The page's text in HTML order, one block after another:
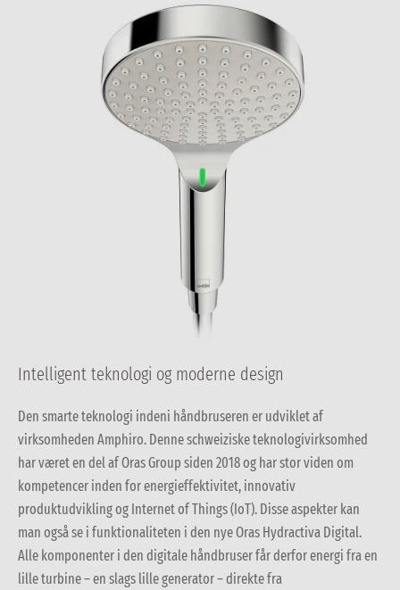
Intelligent teknologi og moderne design
Den smarte teknologi indeni håndbruseren er udviklet af
virksomheden Amphiro. Denne schweiziske teknologivirksomhed
har været en del af Oras Group siden 2018 og har stor viden om
kompetencer inden for energieffektivitet, innovativ
produktudvikling og Internet of Things (IoT). Disse aspekter kan
man også se i funktionaliteten i den nye Oras Hydractiva Digital.
Alle komponenter i den digitale håndbruser får derfor energi fra en
lille turbine – en slags lille generator – direkte fra